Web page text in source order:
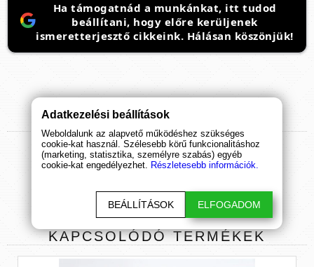
Ha támogatnád a munkánkat, itt tudod
beállítani, hogy előre kerüljenek
ismeretterjesztő cikkeink. Hálásan köszönjük!
TERMÉK ÉRTÉKELÉSEK
ÉRTÉKELÉS BEKÜLDÉSE
KAPCSOLÓDÓ TERMÉKEK
Adatkezelési beállítások
Weboldalunk az alapvető működéshez szükséges
cookie-kat használ. Szélesebb körű funkcionalitáshoz
(marketing, statisztika, személyre szabás) egyéb
cookie-kat engedélyezhet. Részletesebb információk.
BEÁLLÍTÁSOK ELFOGADOM